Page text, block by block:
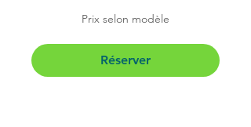
Prix selon modèle
Réserver